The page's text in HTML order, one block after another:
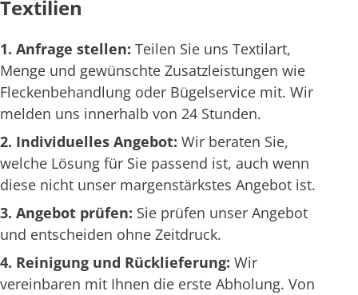
Textilien
1. Anfrage stellen: Teilen Sie uns Textilart,
Menge und gewünschte Zusatzleistungen wie
Fleckenbehandlung oder Bügelservice mit. Wir
melden uns innerhalb von 24 Stunden.
2. Individuelles Angebot: Wir beraten Sie,
welche Lösung für Sie passend ist, auch wenn
diese nicht unser margenstärkstes Angebot ist.
3. Angebot prüfen: Sie prüfen unser Angebot
und entscheiden ohne Zeitdruck.
4. Reinigung und Rücklieferung: Wir
vereinbaren mit Ihnen die erste Abholung. Von